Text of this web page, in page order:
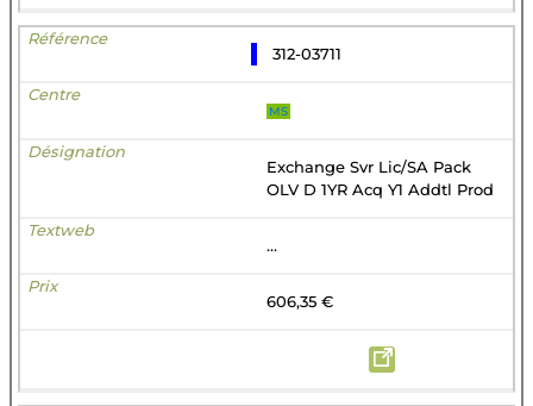
312-03711
MS
Exchange Svr Lic/SA Pack
OLV D 1YR Acq Y1 Addtl Prod
...
606,35 €